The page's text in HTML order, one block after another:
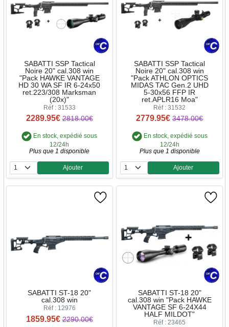
SABATTI SSP Tactical
Noire 20" cal.308 win
"Pack HAWKE VANTAGE
HD 30 WA SF IR 6-24x50
ret.223/308 Marksman
(20x)"
Réf : 31533
2289.95€ 2818.00€
En stock, expédié sous
12/24h
Plus que 1 disponible
Quantité
Ajouter
SABATTI SSP Tactical
Noire 20" cal.308 win
"Pack ATHLON OPTICS
MIDAS TAC Gen.2 UHD
5-30x56 FFP IR
ret.APLR16 Moa"
Réf : 31532
2779.95€ 3478.00€
En stock, expédié sous
12/24h
Plus que 1 disponible
Quantité
Ajouter
SABATTI ST-18 20"
cal.308 win
Réf : 12976
1859.95€ 2290.00€
SABATTI ST-18 20"
cal.308 win "Pack HAWKE
VANTAGE SF 6-24X44
HALF MILDOT"
Réf : 23465